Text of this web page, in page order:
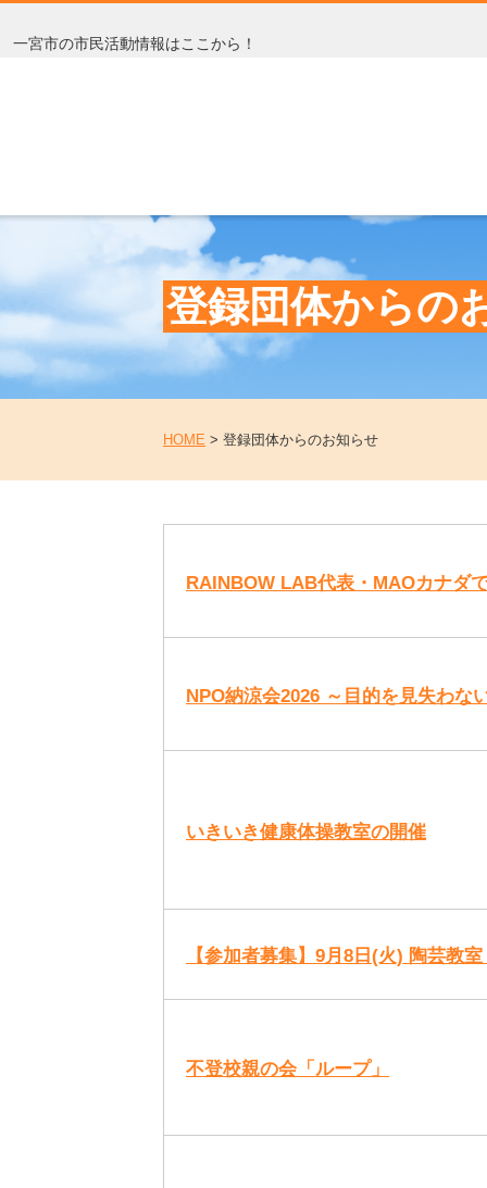
一宮市の市民活動情報はここから！
登録団体からの
HOME > 登録団体からのお知らせ
RAINBOW LAB代表・MAOカナダ
NPO納涼会2026 ～目的を見失わな
いきいき健康体操教室の開催
【参加者募集】9月8日(火) 陶芸教
不登校親の会「ループ」